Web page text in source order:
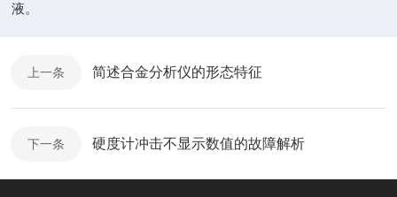
液。
上一条 简述合金分析仪的形态特征
下一条 硬度计冲击不显示数值的故障解析